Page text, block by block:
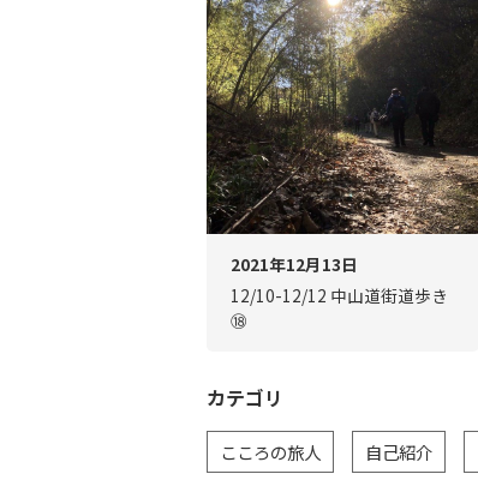
2021年12月13日
12/10-12/12 中山道街道歩き
⑱
カテゴリ
こころの旅人 自己紹介